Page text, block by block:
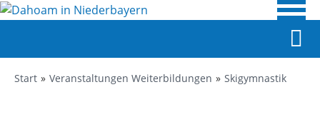
Start Veranstaltungen Weiterbildungen Skigymnastik